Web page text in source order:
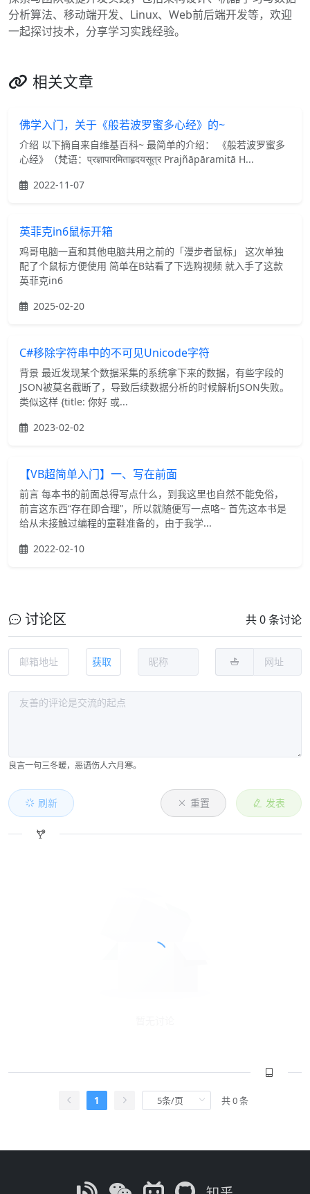
分析算法、移动端开发、Linux、Web前后端开发等，欢迎
一起探讨技术，分享学习实践经验。
相关文章
佛学入门，关于《般若波罗蜜多心经》的~
介绍 以下摘自来自维基百科~ 最简单的介绍： 《般若波罗蜜多
心经》（梵语：प्रज्ञापारमिताहृदयसूत्र Prajñāpāramitā H...
2022-11-07
英菲克in6鼠标开箱
鸡哥电脑一直和其他电脑共用之前的「漫步者鼠标」 这次单独
配了个鼠标方便使用 简单在B站看了下选购视频 就入手了这款
英菲克in6
2025-02-20
C#移除字符串中的不可见Unicode字符
背景 最近发现某个数据采集的系统拿下来的数据，有些字段的
JSON被莫名截断了，导致后续数据分析的时候解析JSON失败。
类似这样 {title: 你好 或...
2023-02-02
【VB超简单入门】一、写在前面
前言 每本书的前面总得写点什么，到我这里也自然不能免俗，
前言这东西“存在即合理”，所以就随便写一点咯~ 首先这本书是
给从未接触过编程的童鞋准备的，由于我学...
2022-02-10
讨论区 共 0 条讨论
获取
良言一句三冬暖，恶语伤人六月寒。
刷新 重置 发表
1 共 0 条